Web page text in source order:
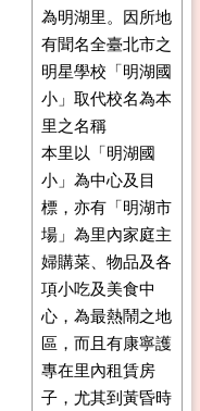
為明湖里。因所地
有聞名全臺北市之
明星學校「明湖國
小」取代校名為本
里之名稱
本里以「明湖國
小」為中心及目
標，亦有「明湖市
場」為里內家庭主
婦購菜、物品及各
項小吃及美食中
心，為最熱鬧之地
區，而且有康寧護
專在里內租賃房
子，尤其到黃昏時